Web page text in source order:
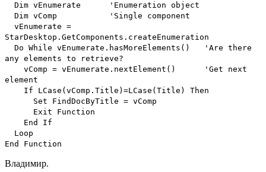
Dim vEnumerate 'Enumeration object
Dim vComp 'Single component
vEnumerate =
StarDesktop.GetComponents.createEnumeration
Do While vEnumerate.hasMoreElements() 'Are there
any elements to retrieve?
vComp = vEnumerate.nextElement() 'Get next
element
If LCase(vComp.Title)=LCase(Title) Then
Set FindDocByTitle = vComp
Exit Function
End If
Loop
End Function
Владимир.